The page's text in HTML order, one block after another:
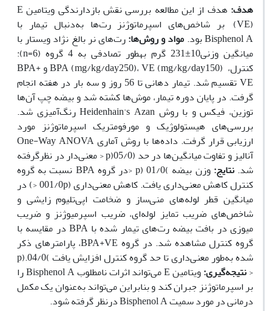
هدف:
هدف از ‌این مطالعه بررسی نقش بازدارندگی ویتامین E
(VE) بر شاخص‌های اسپرماتوژنز رت‌ها به‌دنبال تیمار با
Bisphenol A بود.
مواد و روش‌ها:رت‌های نر بالغ نژاد ویستار با
میانگین وزنی10±231 گرم به‏طور تصادفی به 4 گروه (6=n):
کنترل، BPA (mg/kg/day250)، VE (mg/kg/day150) و BPA+
VE تقسیم شد. تیمار دهانی تا 56 روز و سه بار در هفته انجام
گرفت. در پایان دوره تیمار، موش‌ها کشته شد و بیضه چپ آن‌ها
توزین، فیکس و با روش Heidenhain's Azan رنگ‌آمیزی شد.
بررسی‌های هیستولوژیک و مورفومتریک اسپرماتوژنز مورد
ارزیابی قرار گرفت. داده‌ها با روش آماری One-Way ANOVA
آنالیز و تفاوت میانگین‌ها در حد (05/0(p < معنی‌دار در نظرگرفته
شد.نتایج:
وزن بیضه )01/0 (p <در گروه BPA نسبت به گروه
کنترل کاهش معنی‌داری یافت. کاهش معنی‌داری (001/0p <) در
میانگین قطر لوله‌های منی‌ساز و ضخامت اپی‌تلیوم‌ زایشی و
شاخص‌های ضریب تمایز لوله‌ای، ضریب اسپرمیوژنز و ضریب
میوزی در بافت بیضه رت‌های تیمار شده با BPA در مقایسه با
گروه کنترل مشاهده شد. در گروه BPA+VE، پارامترهای ذکر
شده به‌طور معنی‌داری تا حد گروه کنترل افزایش یافت )04/0.(p
<نتیجه‌گیری:
ویتامین E می‌تواند اثرات نامطلوب Bisphenol A را
بر اسپرماتوژنز جبران کند و بنابراین می‌تواند به‌عنوان یک مکمل
درمانی در مورد سمیت Bisphenol A درنظر گرفته شود.